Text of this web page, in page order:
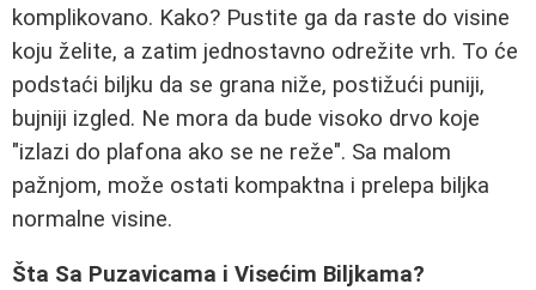
komplikovano. Kako? Pustite ga da raste do visine
koju želite, a zatim jednostavno odrežite vrh. To će
podstaći biljku da se grana niže, postižući puniji,
bujniji izgled. Ne mora da bude visoko drvo koje
"izlazi do plafona ako se ne reže". Sa malom
pažnjom, može ostati kompaktna i prelepa biljka
normalne visine.
Šta Sa Puzavicama i Visećim Biljkama?